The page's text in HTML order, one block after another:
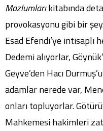
Mazlumlarıkitabında
provokasyonu gibi bir
Esad Efendi’ye intisaplı
Dedemi alıyorlar,
Geyve’den Hacı
adamlar nerede var,
onları topluyorlar.
Mahkemesi hakimleri